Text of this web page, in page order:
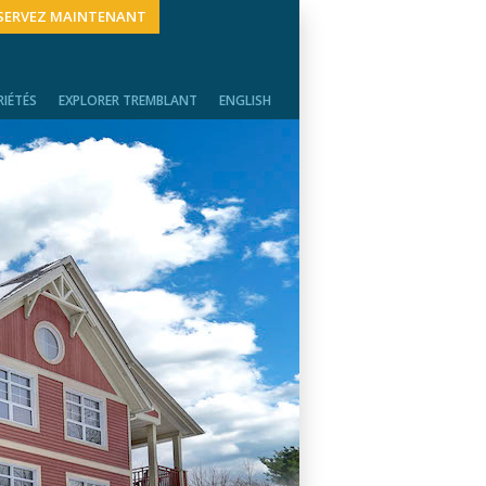
MAINTENANT
EXPLORER TREMBLANT
VERSANT SUD
VERSANT SOLEIL
ACTIVITÉS ET ÉVÉNEMENTS
LA MONTAGNE EN CHIFFRES
LIENS UTILES
ENGLISH